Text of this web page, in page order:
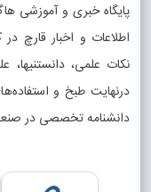
پایگاه خبری و آموزشی
اطلاعات و اخبار قارچ
نکات علمی، دانستنیها،
درنهایت طبخ و
دانشنامه تخصصی در